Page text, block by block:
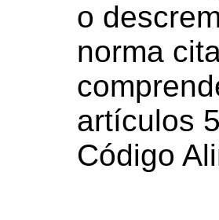
o
norma
artículos
Código